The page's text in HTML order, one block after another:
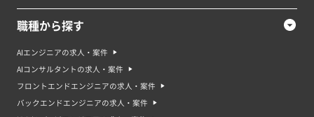
・データベースを使ったアプリケーションの開発経験
・コンピュータサイエンスの基礎知識
きるため、フルスタックエンジニアとしての案件や求人の場合は、サーバー
サイド開発のスキルも求められることがあります。
JavaScriptのスキルを高める勉強方法・資格
職種から探す
AIエンジニアの求人・案件
AIコンサルタントの求人・案件
フロントエンドエンジニアの求人・案件
バックエンドエンジニアの求人・案件